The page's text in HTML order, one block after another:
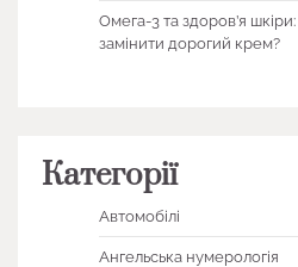
Омега-3 та здоров’я
замінити дорогий крем?
Категорії
Автомобілі
Ангельська нумерологія